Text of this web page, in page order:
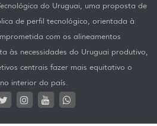
do Uruguai, uma proposta de
de perfil tecnológico, orientada à
com os alineamentos
às necessidades do Uruguai produtivo,
centrais fazer mais equitativo o
interior do país.